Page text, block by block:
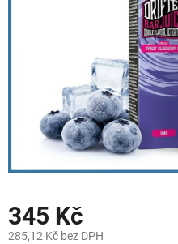
345 Kč
285,12 Kč bez DPH